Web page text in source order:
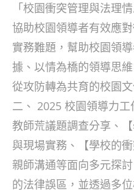
「校園衝突管理與法理
協助校園領導者有效應
實務難題，幫助校園領
據、以情為橋的領導思
從攻防轉為共育的校園文
二、 2025 校園領導力
教師荒議題調查分享、
與現場實務、【學校的
親師溝通等面向多元探
的法律誤區，並透過多